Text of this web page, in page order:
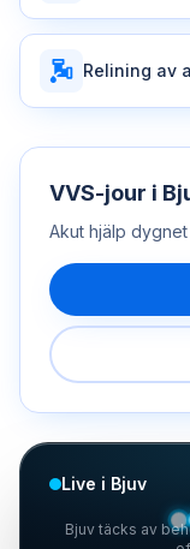
Relining av
VVS-jour i
Akut hjälp
Live i Bjuv
Bjuv täcks av